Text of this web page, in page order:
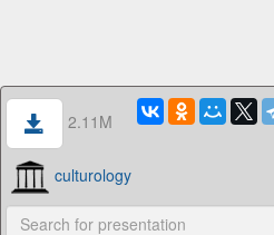
2.11M
culturology